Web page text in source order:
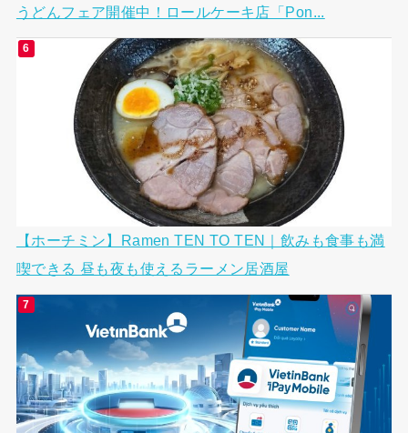
うどんフェア開催中！ロールケーキ店「Pon...
【ホーチミン】Ramen TEN TO TEN｜飲みも食事も満
喫できる 昼も夜も使えるラーメン居酒屋